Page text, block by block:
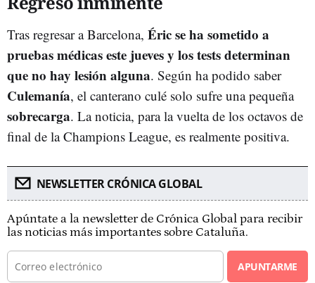
Tras regresar a Barcelona, Éric se ha sometido a
pruebas médicas este jueves y los tests determinan
que no hay lesión alguna. Según ha podido saber
Culemanía, el canterano culé solo sufre una pequeña
sobrecarga. La noticia, para la vuelta de los octavos de
final de la Champions League, es realmente positiva.
NEWSLETTER CRÓNICA GLOBAL
Apúntate a la newsletter de Crónica Global para recibir
las noticias más importantes sobre Cataluña.
APUNTARME